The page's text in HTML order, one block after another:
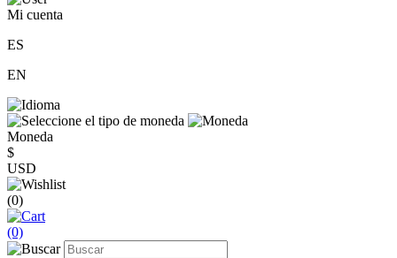
Mi cuenta
ES
EN
Moneda
$
USD
(0)
(0)